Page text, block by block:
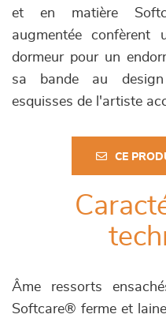
et en matière
augmentée confèrent
dormeur pour un
sa bande au design
esquisses de l'artiste
CE
Âme ressorts
Softcare® ferme et